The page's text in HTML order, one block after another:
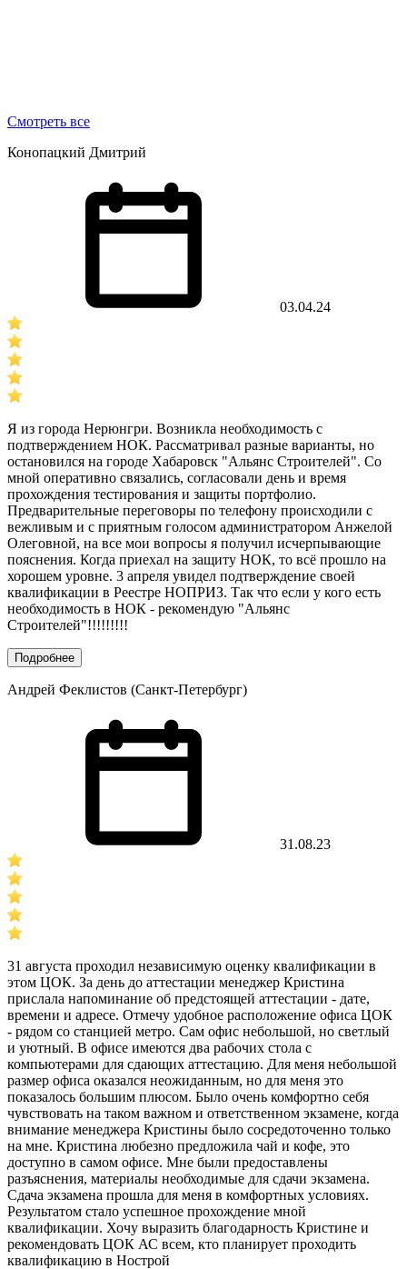
Смотреть все
Конопацкий Дмитрий
03.04.24
Я из города Нерюнгри. Возникла необходимость с
подтверждением НОК. Рассматривал разные варианты, но
остановился на городе Хабаровск "Альянс Строителей". Со
мной оперативно связались, согласовали день и время
прохождения тестирования и защиты портфолио.
Предварительные переговоры по телефону происходили с
вежливым и с приятным голосом администратором Анжелой
Олеговной, на все мои вопросы я получил исчерпывающие
пояснения. Когда приехал на защиту НОК, то всё прошло на
хорошем уровне. 3 апреля увидел подтверждение своей
квалификации в Реестре НОПРИЗ. Так что если у кого есть
необходимость в НОК - рекомендую "Альянс
Строителей"!!!!!!!!!
Подробнее
Андрей Феклистов (Санкт-Петербург)
31.08.23
31 августа проходил независимую оценку квалификации в
этом ЦОК. За день до аттестации менеджер Кристина
прислала напоминание об предстоящей аттестации - дате,
времени и адресе. Отмечу удобное расположение офиса ЦОК
- рядом со станцией метро. Сам офис небольшой, но светлый
и уютный. В офисе имеются два рабочих стола с
компьютерами для сдающих аттестацию. Для меня небольшой
размер офиса оказался неожиданным, но для меня это
показалось большим плюсом. Было очень комфортно себя
чувствовать на таком важном и ответственном экзамене, когда
внимание менеджера Кристины было сосредоточенно только
на мне. Кристина любезно предложила чай и кофе, это
доступно в самом офисе. Мне были предоставлены
разъяснения, материалы необходимые для сдачи экзамена.
Сдача экзамена прошла для меня в комфортных условиях.
Результатом стало успешное прохождение мной
квалификации. Хочу выразить благодарность Кристине и
рекомендовать ЦОК АС всем, кто планирует проходить
квалификацию в Нострой